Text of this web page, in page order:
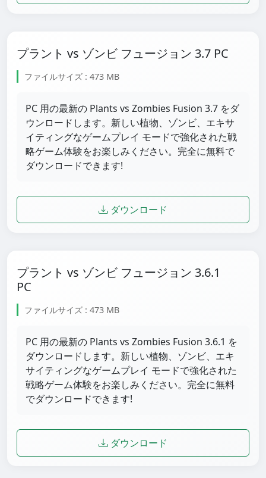
プラント vs ゾンビ フュージョン 3.7 PC
ファイルサイズ : 473 MB
PC 用の最新の Plants vs Zombies Fusion 3.7 をダ
ウンロードします。新しい植物、ゾンビ、エキサ
イティングなゲームプレイ モードで強化された戦
略ゲーム体験をお楽しみください。完全に無料で
ダウンロードできます!
ダウンロード
プラント vs ゾンビ フュージョン 3.6.1
PC
ファイルサイズ : 473 MB
PC 用の最新の Plants vs Zombies Fusion 3.6.1 を
ダウンロードします。新しい植物、ゾンビ、エキ
サイティングなゲームプレイ モードで強化された
戦略ゲーム体験をお楽しみください。完全に無料
でダウンロードできます!
ダウンロード